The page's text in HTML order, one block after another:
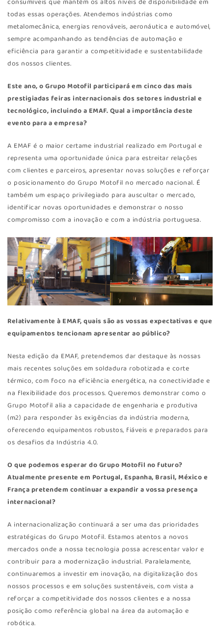
consumíveis que mantêm os altos níveis de disponibilidade em
todas essas operações. Atendemos indústrias como
metalomecânica, energias renováveis, aeronáutica e automóvel,
sempre acompanhando as tendências de automação e
eficiência para garantir a competitividade e sustentabilidade
dos nossos clientes.
Este ano, o Grupo Motofil participará em cinco das mais
prestigiadas feiras internacionais dos setores industrial e
tecnológico, incluindo a EMAF. Qual a importância deste
evento para a empresa?
A EMAF é o maior certame industrial realizado em Portugal e
representa uma oportunidade única para estreitar relações
com clientes e parceiros, apresentar novas soluções e reforçar
o posicionamento do Grupo Motofil no mercado nacional. É
também um espaço privilegiado para auscultar o mercado,
identificar novas oportunidades e demonstrar o nosso
compromisso com a inovação e com a indústria portuguesa.
Relativamente à EMAF, quais são as vossas expectativas e que
equipamentos tencionam apresentar ao público?
Nesta edição da EMAF, pretendemos dar destaque às nossas
mais recentes soluções em soldadura robotizada e corte
térmico, com foco na eficiência energética, na conectividade e
na flexibilidade dos processos. Queremos demonstrar como o
Grupo Motofil alia a capacidade de engenharia e produtiva
(m2) para responder às exigências da indústria moderna,
oferecendo equipamentos robustos, fiáveis e preparados para
os desafios da Indústria 4.0.
O que podemos esperar do Grupo Motofil no futuro?
Atualmente presente em Portugal, Espanha, Brasil, México e
França pretendem continuar a expandir a vossa presença
internacional?
A internacionalização continuará a ser uma das prioridades
estratégicas do Grupo Motofil. Estamos atentos a novos
mercados onde a nossa tecnologia possa acrescentar valor e
contribuir para a modernização industrial. Paralelamente,
continuaremos a investir em inovação, na digitalização dos
nossos processos e em soluções sustentáveis, com vista a
reforçar a competitividade dos nossos clientes e a nossa
posição como referência global na área da automação e
robótica.